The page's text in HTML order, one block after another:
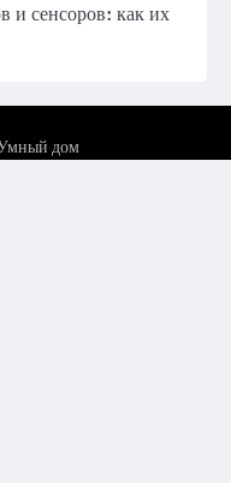
и сенсоров: как их
дом